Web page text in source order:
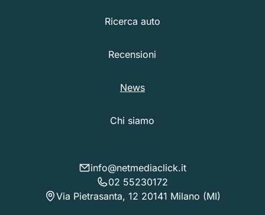
Ricerca auto
Recensioni
News
Chi siamo
info@netmediaclick.it
02 55230172
Via Pietrasanta, 12 20141 Milano (MI)